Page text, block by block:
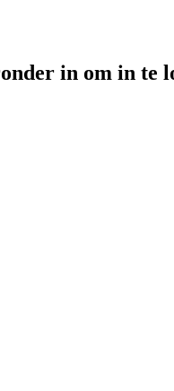
in om in te